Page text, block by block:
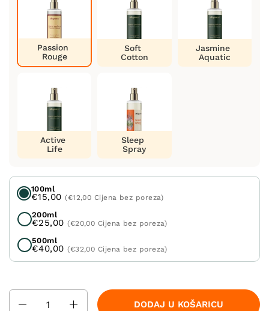
Passion
Rouge
Soft
Cotton
Jasmine
Aquatic
Active
Life
Sleep
Spray
100ml
€15,00(€12,00 Cijena bez poreza)
200ml
€25,00(€20,00 Cijena bez poreza)
500ml
€40,00(€32,00 Cijena bez poreza)
DODAJ U KOŠARICU